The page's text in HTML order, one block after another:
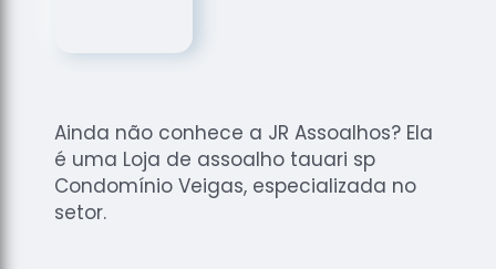
Assoalhos
Raspagem
de Tacos
de
Madeiras
Ainda não conhece a JR Assoalhos? Ela
é uma Loja de assoalho tauari sp
Condomínio Veigas, especializada no
setor.